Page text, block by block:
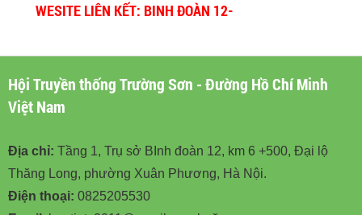
WESITE LIÊN KẾT: BINH ĐOÀN 12-
Hội Truyền thống Trường Sơn - Đường Hồ Chí Minh
Việt Nam
Địa chỉ: Tầng 1, Trụ sở BInh đoàn 12, km 6 +500, Đại lộ
Thăng Long, phường Xuân Phương, Hà Nội.
Điện thoại: 0825205530